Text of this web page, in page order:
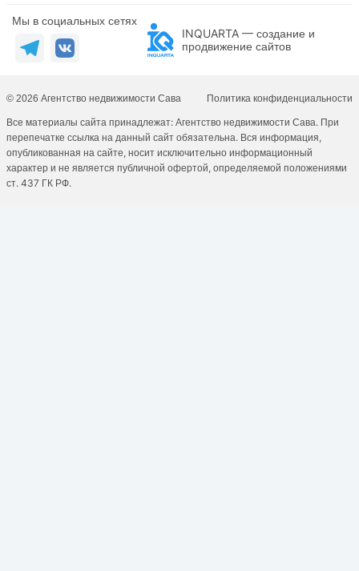
Мы в социальных сетях
INQUARTA — создание и
продвижение сайтов
© 2026 Агентство недвижимости Сава Политика конфиденциальности
Все материалы сайта принадлежат: Агентство недвижимости Сава. При
перепечатке ссылка на данный сайт обязательна. Вся информация,
опубликованная на сайте, носит исключительно информационный
характер и не является публичной офертой, определяемой положениями
ст. 437 ГК РФ.